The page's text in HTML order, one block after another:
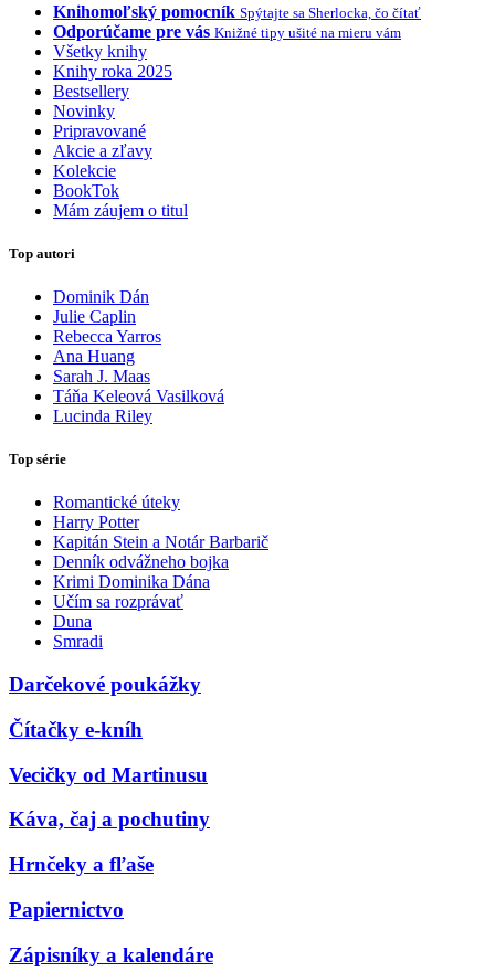
Knihomoľský pomocník Spýtajte sa Sherlocka, čo čítať
Odporúčame pre vás Knižné tipy ušité na mieru vám
Všetky knihy
Knihy roka 2025
Bestsellery
Novinky
Pripravované
Akcie a zľavy
Kolekcie
BookTok
Mám záujem o titul
Top autori
Dominik Dán
Julie Caplin
Rebecca Yarros
Ana Huang
Sarah J. Maas
Táňa Keleová Vasilková
Lucinda Riley
Top série
Romantické úteky
Harry Potter
Kapitán Stein a Notár Barbarič
Denník odvážneho bojka
Krimi Dominika Dána
Učím sa rozprávať
Duna
Smradi
Darčekové poukážky
Čítačky e-kníh
Vecičky od Martinusu
Káva, čaj a pochutiny
Hrnčeky a fľaše
Papiernictvo
Zápisníky a kalendáre